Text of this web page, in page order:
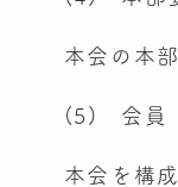
本会の本
(5) 会員
本会を構